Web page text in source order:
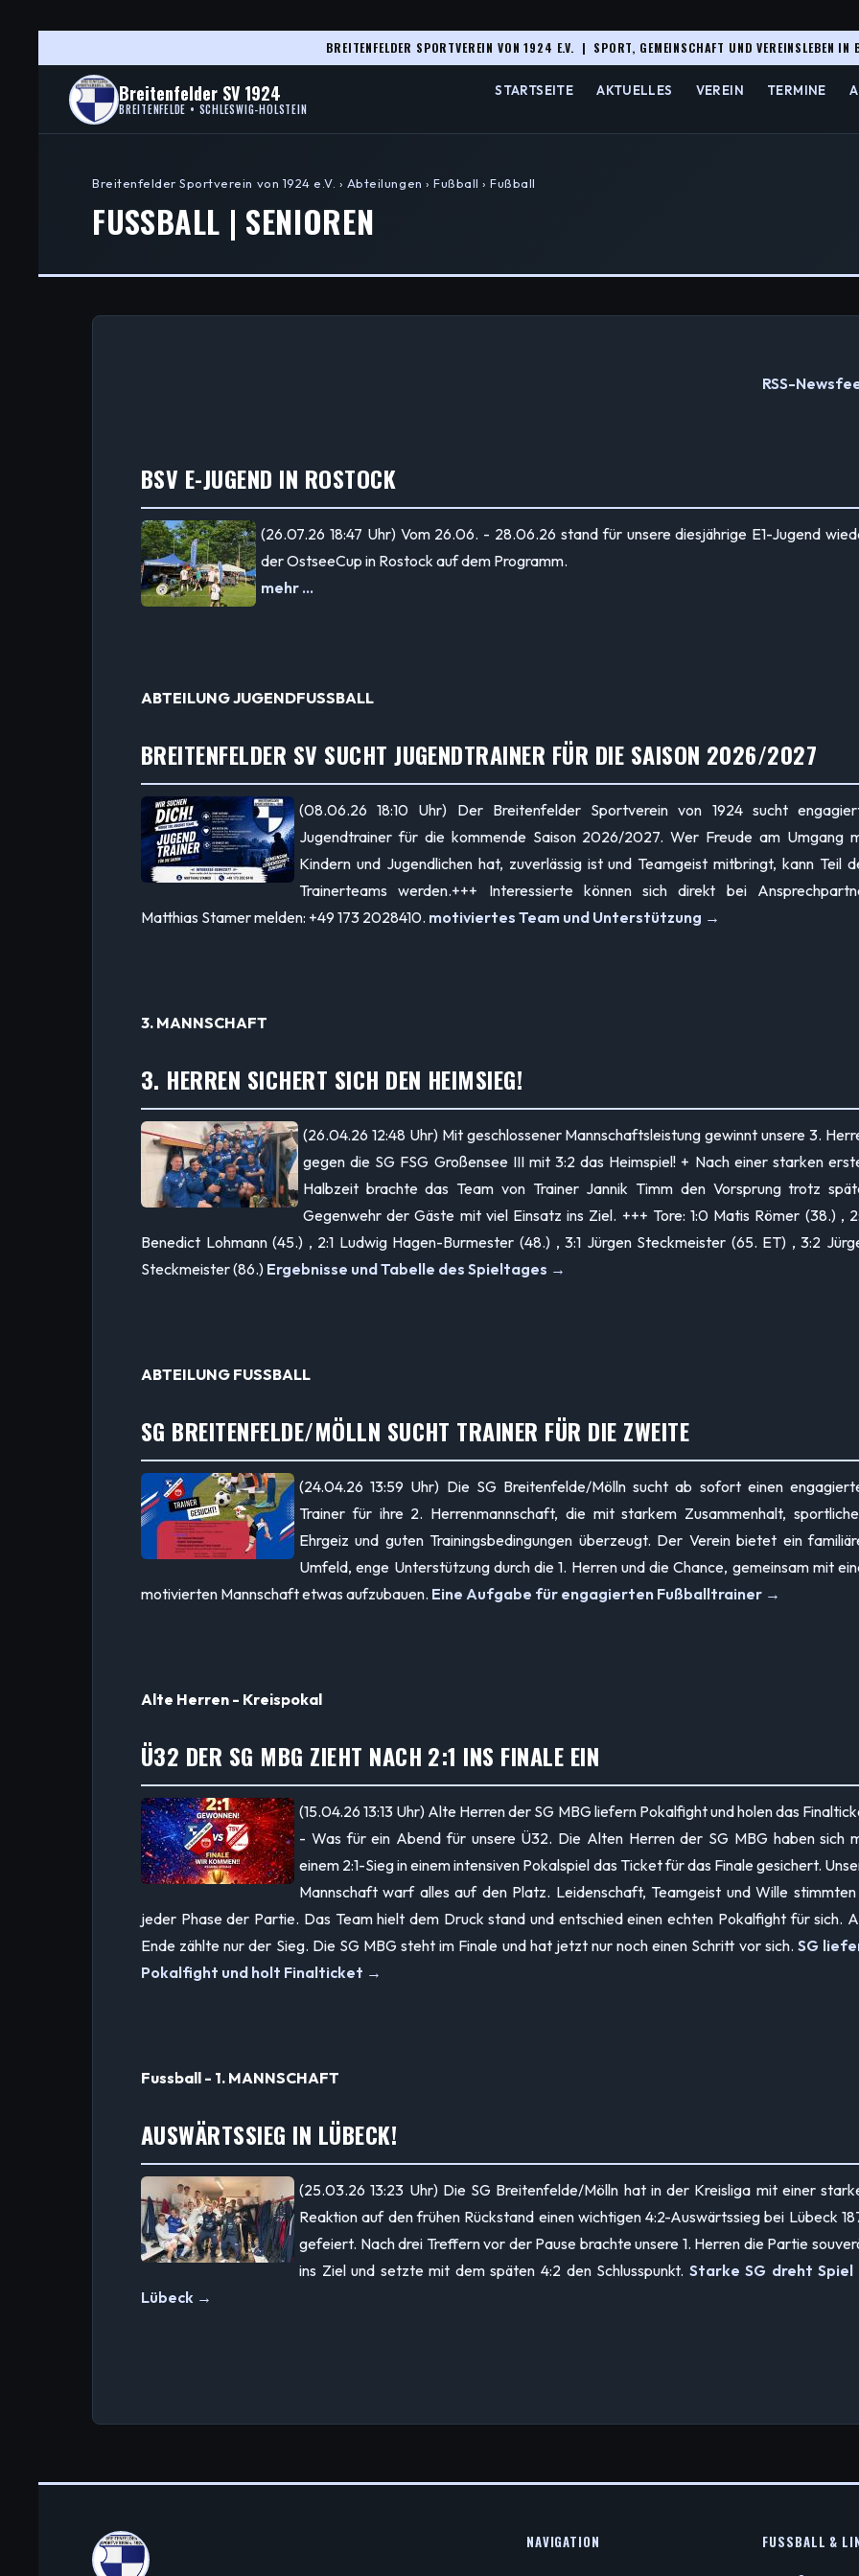
BREITENFELDER SPORTVEREIN VON 1924 E.V. | SPORT, GEMEINSCHAFT UND VEREINSLEBEN IN
Breitenfelder SV 1924
BREITENFELDE • SCHLESWIG-HOLSTEIN
STARTSEITE AKTUELLES VEREIN TERMINE
Breitenfelder Sportverein von 1924 e.V. › Abteilungen › Fußball › Fußball
FUSSBALL | SENIOREN
RSS-
BSV E-JUGEND IN ROSTOCK
(26.07.26 18:47 Uhr) Vom 26.06. - 28.06.26 stand für unsere diesjährige E1-Jugend
der OstseeCup in Rostock auf dem Programm.
mehr ...
ABTEILUNG JUGENDFUSSBALL
BREITENFELDER SV SUCHT JUGENDTRAINER FÜR DIE SAISON 2026/2027
(08.06.26 18:10 Uhr) Der Breitenfelder Sportverein von 1924 sucht
Jugendtrainer für die kommende Saison 2026/2027. Wer Freude am Umgang
Kindern und Jugendlichen hat, zuverlässig ist und Teamgeist mitbringt, kann Teil
Trainerteams werden.+++ Interessierte können sich direkt bei
Matthias Stamer melden: +49 173 2028410. motiviertes Team und Unterstützung →
3. MANNSCHAFT
3. HERREN SICHERT SICH DEN HEIMSIEG!
(26.04.26 12:48 Uhr) Mit geschlossener Mannschaftsleistung gewinnt unsere 3.
gegen die SG FSG Großensee III mit 3:2 das Heimspiel! + Nach einer starken
Halbzeit brachte das Team von Trainer Jannik Timm den Vorsprung trotz
Gegenwehr der Gäste mit viel Einsatz ins Ziel. +++ Tore: 1:0 Matis Römer (38.) ,
Benedict Lohmann (45.) , 2:1 Ludwig Hagen-Burmester (48.) , 3:1 Jürgen Steckmeister (65. ET) , 3:2
Steckmeister (86.) Ergebnisse und Tabelle des Spieltages →
ABTEILUNG FUSSBALL
SG BREITENFELDE/MÖLLN SUCHT TRAINER FÜR DIE ZWEITE
(24.04.26 13:59 Uhr) Die SG Breitenfelde/Mölln sucht ab sofort einen
Trainer für ihre 2. Herrenmannschaft, die mit starkem Zusammenhalt,
Ehrgeiz und guten Trainingsbedingungen überzeugt. Der Verein bietet ein
Umfeld, enge Unterstützung durch die 1. Herren und die Chance, gemeinsam mit
motivierten Mannschaft etwas aufzubauen. Eine Aufgabe für engagierten Fußballtrainer →
Alte Herren - Kreispokal
Ü32 DER SG MBG ZIEHT NACH 2:1 INS FINALE EIN
(15.04.26 13:13 Uhr) Alte Herren der SG MBG liefern Pokalfight und holen das
- Was für ein Abend für unsere Ü32. Die Alten Herren der SG MBG haben sich
einem 2:1-Sieg in einem intensiven Pokalspiel das Ticket für das Finale gesichert.
Mannschaft warf alles auf den Platz. Leidenschaft, Teamgeist und Wille stimmten
jeder Phase der Partie. Das Team hielt dem Druck stand und entschied einen echten Pokalfight für sich.
Ende zählte nur der Sieg. Die SG MBG steht im Finale und hat jetzt nur noch einen Schritt vor sich. SG
Pokalfight und holt Finalticket →
Fussball - 1. MANNSCHAFT
AUSWÄRTSSIEG IN LÜBECK!
(25.03.26 13:23 Uhr) Die SG Breitenfelde/Mölln hat in der Kreisliga mit einer
Reaktion auf den frühen Rückstand einen wichtigen 4:2-Auswärtssieg bei Lübeck
gefeiert. Nach drei Treffern vor der Pause brachte unsere 1. Herren die Partie
ins Ziel und setzte mit dem späten 4:2 den Schlusspunkt. Starke SG dreht Spiel
Lübeck →
NAVIGATION FUSSBALL &